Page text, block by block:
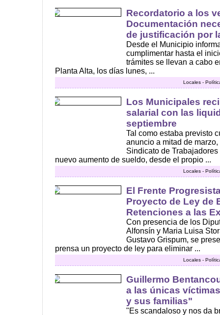
Recordatorio a los
Documentación
de justificación por
Desde el Municipio
cumplimentar hasta el
trámites se llevan a cabo
Planta Alta, los días lunes, ...
Locales -
Los Municipales
salarial con las
septiembre
Tal como estaba previsto
anuncio a mitad de
Sindicato de
nuevo aumento de sueldo, desde el propio ...
Locales -
El Frente
Proyecto de Ley de
Retenciones a las
Con presencia de los
Alfonsín y Maria Luisa
Gustavo Grispum, se
prensa un proyecto de ley para eliminar ...
Locales -
Guillermo
a las únicas
y sus familias"
"Es scandaloso y nos da